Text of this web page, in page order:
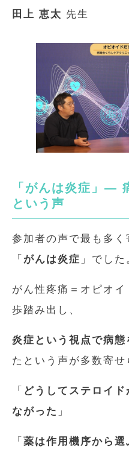
田上 恵太 先生
「がんは炎症」―
という声
参加者の声で最も多
「 がんは炎症 」でした
がん性疼痛＝オピオ
歩踏み出し、
炎症という視点で病態
たという声が多数寄せ
「 どうしてステロイ
ながった 」
「 薬は作用機序から選